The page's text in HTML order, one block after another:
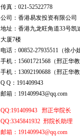
传真：021-52522778
公司：香港易发投资有限公司
地址：香港九龙旺角道33号凯
大厦7楼
电话：00852-27935511（徐小
手机：15601721568（邢正华教
手机：13092190688（邢正华教
Q Q：191409943
邮箱：191409943@qq.com
QQ:191409943 邢正华院长
QQ:3345841932 邢院长助理
邮箱：191409943@qq.com